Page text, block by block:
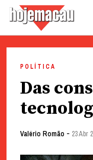
content
POLÍTICA
Das
Valério Romão - 23 Abr